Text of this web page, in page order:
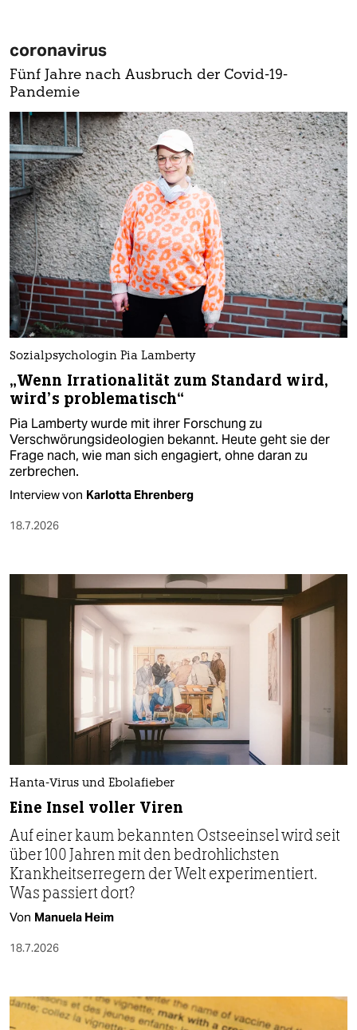
coronavirus
Fünf Jahre nach Ausbruch der Covid-19-
Pandemie
Sozialpsychologin Pia Lamberty
„Wenn Irrationalität zum Standard wird,
wird’s problematisch“
Pia Lamberty wurde mit ihrer Forschung zu
Verschwörungsideologien bekannt. Heute geht sie der
Frage nach, wie man sich engagiert, ohne daran zu
zerbrechen.
Interview von Karlotta Ehrenberg
18.7.2026
Hanta-Virus und Ebolafieber
Eine Insel voller Viren
Auf einer kaum bekannten Ostseeinsel wird seit
über 100 Jahren mit den bedrohlichsten
Krankheitserregern der Welt experimentiert.
Was passiert dort?
Von Manuela Heim
18.7.2026